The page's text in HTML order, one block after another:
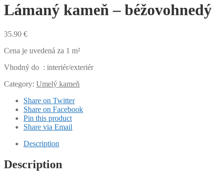
Lámaný kameň – béžovohnedý
35.90 €
Cena je uvedená za 1 m²
Vhodný do : interiér/exteriér
Category: Umelý kameň
Share on Twitter
Share on Facebook
Pin this product
Share via Email
Description
Description